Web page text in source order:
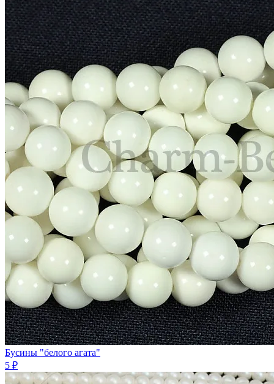
Бусины "белого агата"
5 ₽